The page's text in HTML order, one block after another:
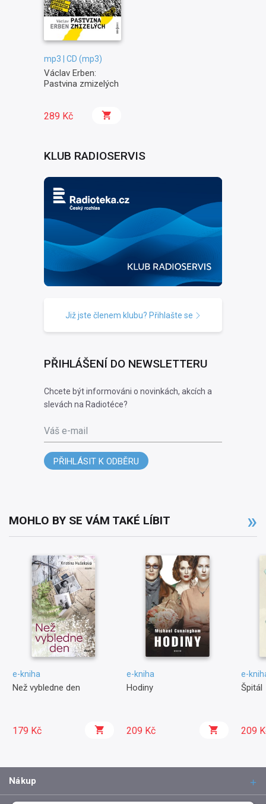
mp3 | CD (mp3)
Václav Erben:
Pastvina zmizelých
289 Kč
KLUB RADIOSERVIS
Již jste členem klubu? Přihlašte se
PŘIHLÁŠENÍ DO NEWSLETTERU
Chcete být informováni o novinkách, akcích a
slevách na Radiotéce?
Váš e-mail
PŘIHLÁSIT K ODBĚRU
MOHLO BY SE VÁM TAKÉ LÍBIT
e-kniha
Než vybledne den
179 Kč
e-kniha
Hodiny
209 Kč
e-
Špitál
209
Nákup